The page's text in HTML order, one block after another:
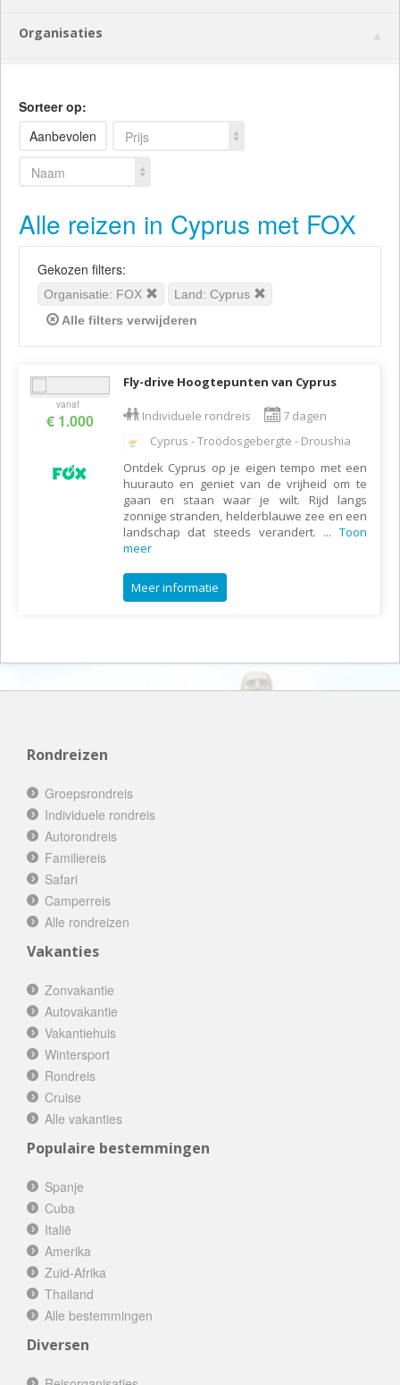
Organisaties
Sorteer op:
Aanbevolen
Prijs
Naam
Alle reizen in Cyprus met FOX
Gekozen filters:
Organisatie: FOX
Land: Cyprus
Alle filters verwijderen
vanaf
€ 1.000
Fly-drive Hoogtepunten van Cyprus
Individuele rondreis
7 dagen
Cyprus - Troödosgebergte - Droushia
Ontdek Cyprus op je eigen tempo met een
huurauto en geniet van de vrijheid om te
gaan en staan waar je wilt. Rijd langs
zonnige stranden, helderblauwe zee en een
landschap dat steeds verandert. ... Toon
meer
Meer informatie
Rondreizen
Groepsrondreis
Individuele rondreis
Autorondreis
Familiereis
Safari
Camperreis
Alle rondreizen
Vakanties
Zonvakantie
Autovakantie
Vakantiehuis
Wintersport
Rondreis
Cruise
Alle vakanties
Populaire bestemmingen
Spanje
Cuba
Italië
Amerika
Zuid-Afrika
Thailand
Alle bestemmingen
Diversen